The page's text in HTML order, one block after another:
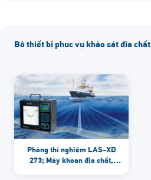
Bộ thiết bị phục vụ khảo sát địa chất
Phòng thí nghiệm LAS-XD
273; Máy khoan địa chất,